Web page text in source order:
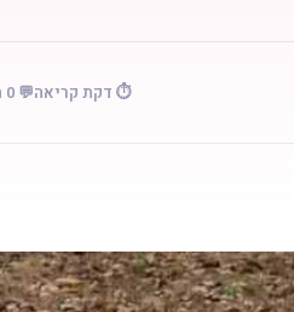
⏱️ דקת קריאה💬 0 תגובות